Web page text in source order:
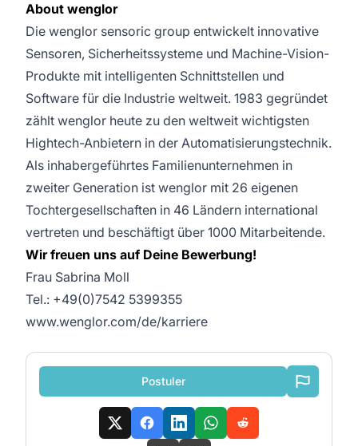
About wenglor
Die wenglor sensoric group entwickelt innovative
Sensoren, Sicherheitssysteme und Machine-Vision-
Produkte mit intelligenten Schnittstellen und
Software für die Industrie weltweit. 1983 gegründet
zählt wenglor heute zu den weltweit wichtigsten
Hightech-Anbietern in der Automatisierungstechnik.
Als inhabergeführtes Familienunternehmen in
zweiter Generation ist wenglor mit 26 eigenen
Tochtergesellschaften in 46 Ländern international
vertreten und beschäftigt über 1000 Mitarbeitende.
Wir freuen uns auf Deine Bewerbung!
Frau Sabrina Moll
Tel.: +49(0)7542 5399355
www.wenglor.com/de/karriere
Postuler